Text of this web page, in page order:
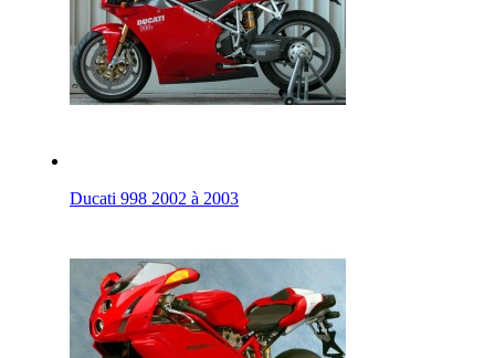
Ducati 998 2002 à 2003